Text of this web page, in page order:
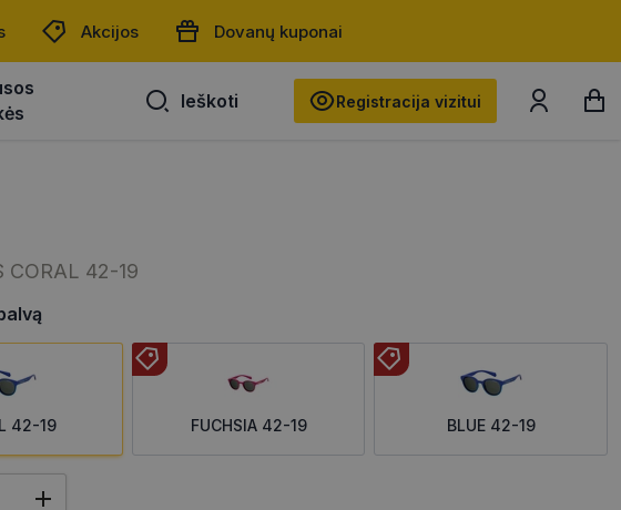
Akcijos Dovanų kuponai
Ieškoti
Ieškoti
Registracija vizitui
CORAL 42-19
42-19 FUCHSIA 42-19 BLUE 42-19